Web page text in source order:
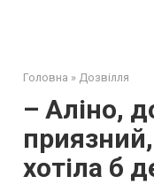
Головна » Дозвілля
– Аліно,
хотіла б